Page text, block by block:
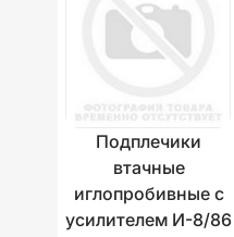
Подплечики
втачные
иглопробивные с
усилителем И-8/86